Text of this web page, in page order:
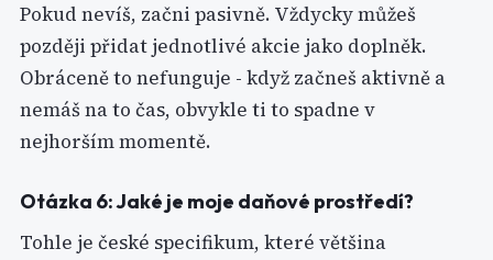
Pokud nevíš, začni pasivně. Vždycky můžeš
později přidat jednotlivé akcie jako doplněk.
Obráceně to nefunguje - když začneš aktivně a
nemáš na to čas, obvykle ti to spadne v
nejhorším momentě.
Otázka 6: Jaké je moje daňové prostředí?
Tohle je české specifikum, které většina